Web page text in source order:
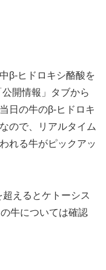
ヒドロキシ酪酸を
開情報」タブから
日の牛のβ-ヒドロキ
ので、リアルタイム
れる牛がピックアッ
超えるとケトーシス
牛については確認